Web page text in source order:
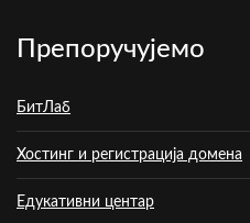
Препоручујемо
БитЛаб
Хостинг и регистрација домена
Едукативни центар